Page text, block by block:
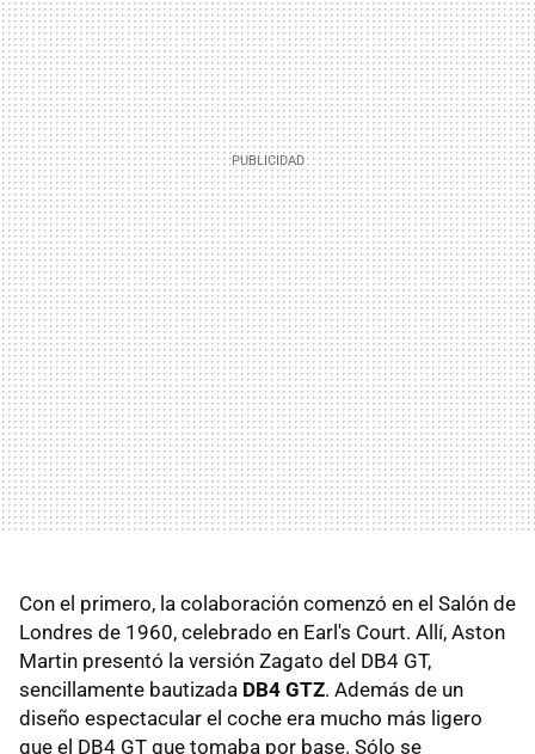
Con el primero, la colaboración comenzó en el Salón de
Londres de 1960, celebrado en Earl's Court. Allí, Aston
Martin presentó la versión Zagato del DB4 GT,
sencillamente bautizada DB4 GTZ. Además de un
diseño espectacular el coche era mucho más ligero
que el DB4 GT que tomaba por base. Sólo se